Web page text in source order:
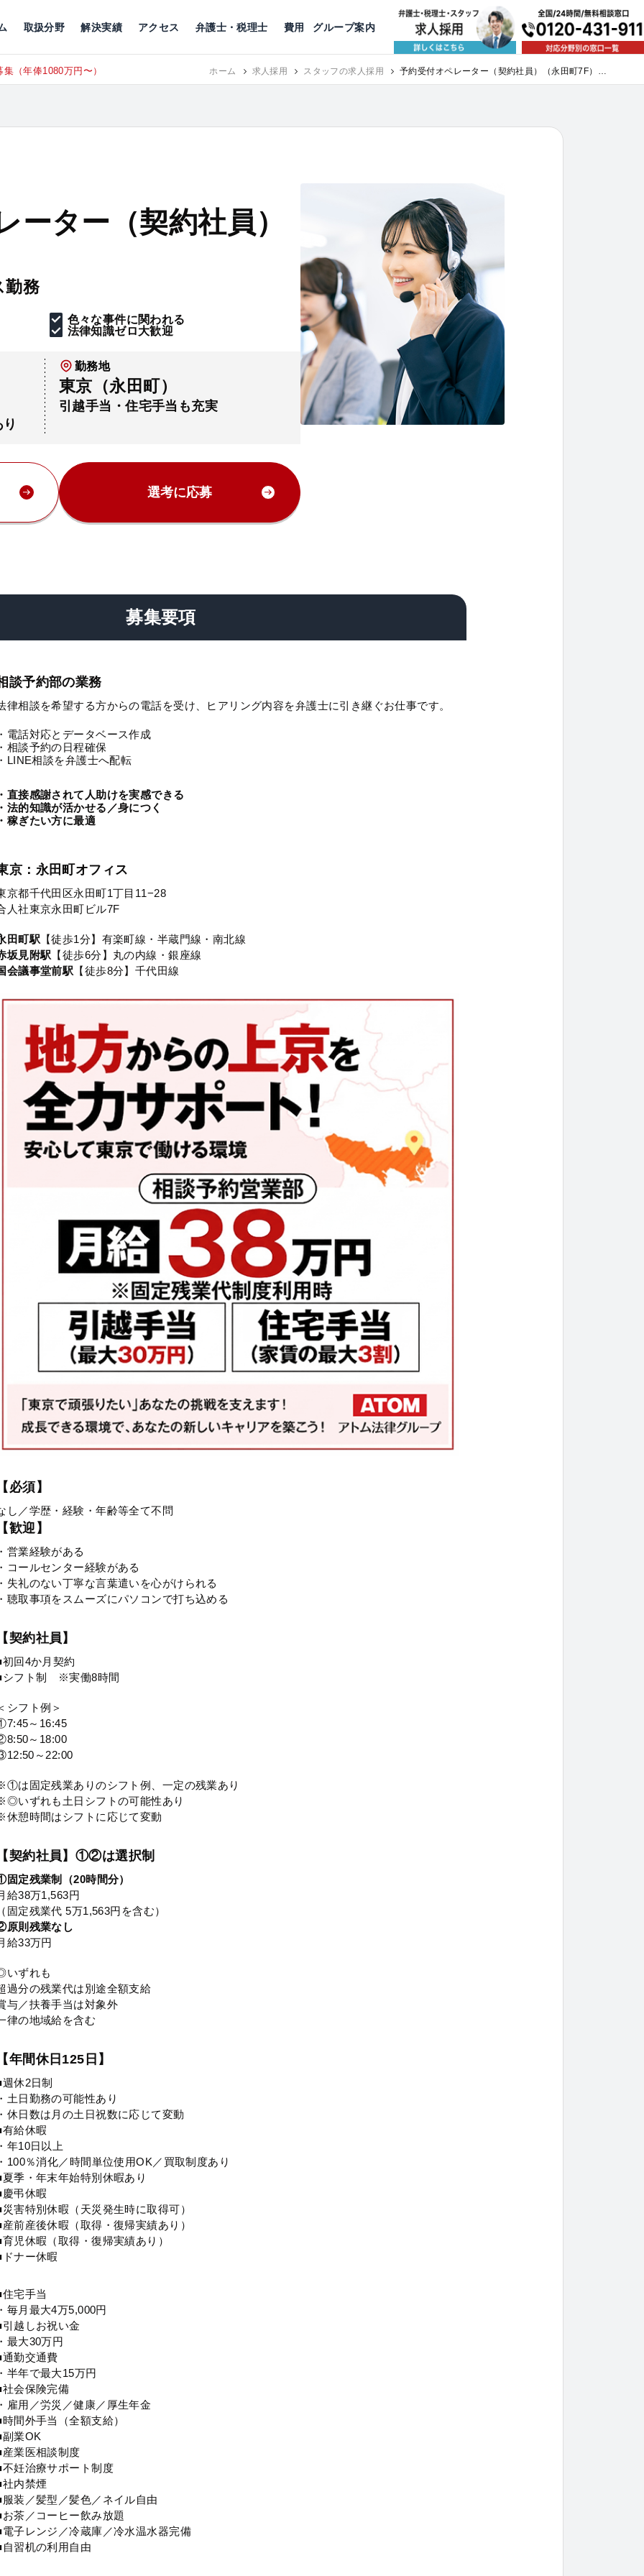
取扱分野
公益活動
解決実績 アクセス
京都 神戸 福岡
弁護士・税理士 費用 グループ案内
（年俸1080万円〜） RECRUIT 東京にて、相談予約スタッフ募集（月給38万以上）
ーター（契約社員）
勤務
色々な事件に関われる
法律知識ゼロ大歓迎
勤務地
東京（永田町）
引越手当・住宅手当も充実
選考に応募
募集要項
談予約部の業務
律相談を希望する方からの電話を受け、ヒアリング内容を弁護士に引き継ぐお仕事です。
電話対応とデータベース作成
相談予約の日程確保
LINE相談を弁護士へ配転
直接感謝されて人助けを実感できる
法的知識が活かせる／身につく
稼ぎたい方に最適
京：永田町オフィス
京都千代田区永田町1丁目11−28
人社東京永田町ビル7F
田町駅 【徒歩1分】有楽町線・半蔵門線・南北線
坂見附駅 【徒歩6分】丸の内線・銀座線
会議事堂前駅 【徒歩8分】千代田線
必須】
し／学歴・経験・年齢等全て不問
歓迎】
営業経験がある
コールセンター経験がある
失礼のない丁寧な言葉遣いを心がけられる
聴取事項をスムーズにパソコンで打ち込める
契約社員】
初回4か月契約
シフト制 ※実働8時間
シフト例＞
～16:45
～18:00
～22:00
は固定残業ありのシフト例、一定の残業あり
いずれも土日シフトの可能性あり
休憩時間はシフトに応じて変動
契約社員】①②は選択制
固定残業制（20時間分）
給38万1,563円
固定残業代 5万1,563円を含む）
原則残業なし
給33万円
いずれも
過分の残業代は別途全額支給
与／扶養手当は対象外
律の地域給を含む
年間休日125日】
休2日制
土日勤務の可能性あり
休日数は月の土日祝数に応じて変動
有給休暇
年10日以上
100％消化／時間単位使用OK／買取制度あり
夏季・年末年始特別休暇あり
慶弔休暇
災害特別休暇（天災発生時に取得可）
産前産後休暇（取得・復帰実績あり）
育児休暇（取得・復帰実績あり）
ドナー休暇
住宅手当
毎月最大4万5,000円
引越しお祝い金
最大30万円
通勤交通費
半年で最大15万円
社会保険完備
雇用／労災／健康／厚生年金
間外手当（全額支給）
副業OK
産業医相談制度
不妊治療サポート制度
社内禁煙
服装／髪型／髪色／ネイル自由
お茶／コーヒー飲み放題
電子レンジ／冷蔵庫／冷水温水器完備
自習机の利用自由
ホーム 求人採用 スタッフの求人採用
予約受付オペレーター（契約社員）（永田町7F）｜